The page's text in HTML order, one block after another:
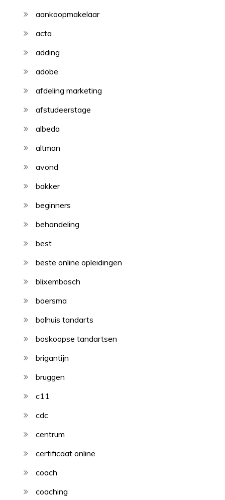
aankoopmakelaar
acta
adding
adobe
afdeling marketing
afstudeerstage
albeda
altman
avond
bakker
beginners
behandeling
best
beste online opleidingen
blixembosch
boersma
bolhuis tandarts
boskoopse tandartsen
brigantijn
bruggen
c11
cdc
centrum
certificaat online
coach
coaching